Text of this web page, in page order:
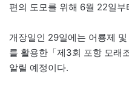
편의 도모를 위해 6월 22일
개장일인 29일에는 어룡제
를 활용한「제3회 포항 모래
알릴 예정이다.